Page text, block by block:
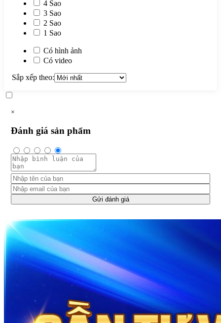
4 Sao
3 Sao
2 Sao
1 Sao
Có hình ảnh
Có video
Sắp xếp theo:
×
Đánh giá sản phẩm
Gửi đánh giá